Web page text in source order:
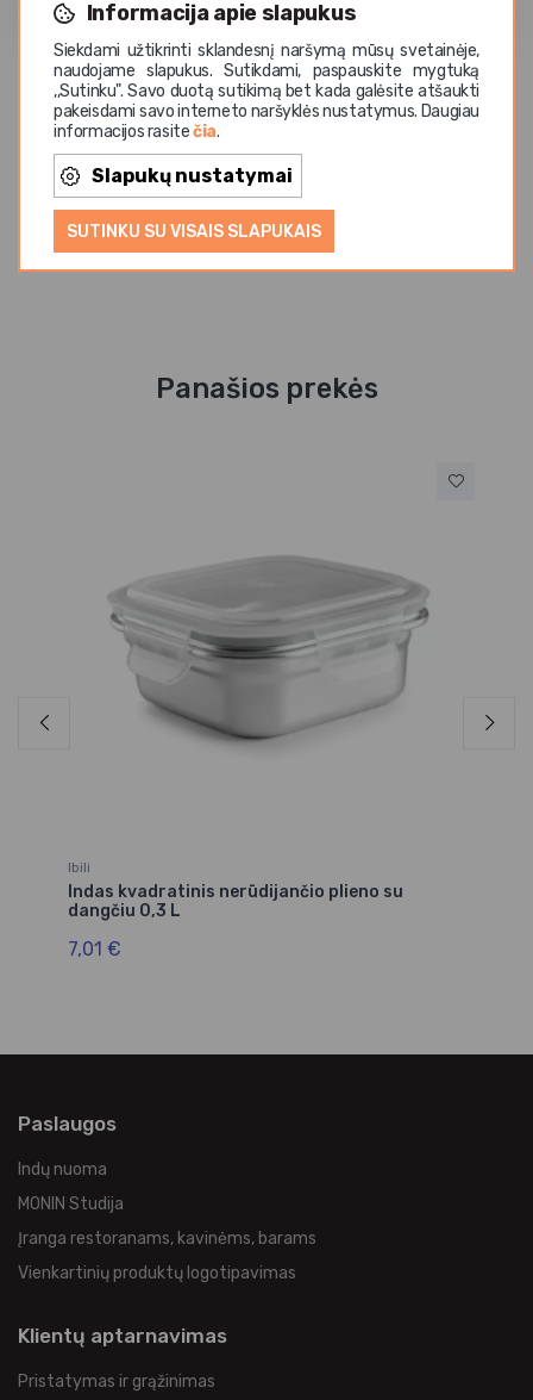
Informacija apie slapukus
Siekdami užtikrinti sklandesnį naršymą mūsų svetainėje,
naudojame slapukus. Sutikdami, paspauskite mygtuką
,,Sutinku". Savo duotą sutikimą bet kada galėsite atšaukti
pakeisdami savo interneto naršyklės nustatymus. Daugiau
informacijos rasitečia.
Slapukų nustatymai
SUTINKU SU VISAIS SLAPUKAIS
Panašios prekės
Ibili
Indas kvadratinis nerūdijančio plieno su
dangčiu 0,3 L
7,01 €
Paslaugos
Indų nuoma
MONIN Studija
Įranga restoranams, kavinėms, barams
Vienkartinių produktų logotipavimas
Klientų aptarnavimas
Pristatymas ir grąžinimas